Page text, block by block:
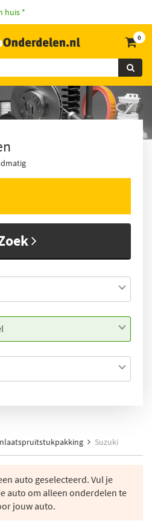
huis *
0
Suzuki
auto geselecteerd. Vul je
auto om alleen onderdelen te
jouw auto.